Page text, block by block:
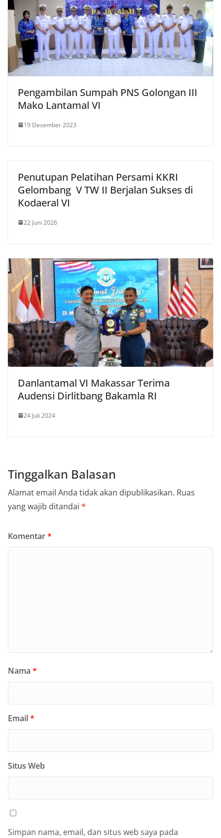
Pengambilan Sumpah PNS Golongan III
Mako Lantamal VI
19 Desember 2023
Penutupan Pelatihan Persami KKRI
Gelombang V TW II Berjalan Sukses di
Kodaeral VI
22 Juni 2026
Danlantamal VI Makassar Terima
Audensi Dirlitbang Bakamla RI
24 Juli 2024
Tinggalkan Balasan
Alamat email Anda tidak akan dipublikasikan. Ruas
yang wajib ditandai *
Komentar*
Nama *
Email*
Situs Web
Simpan nama, email, dan situs web saya pada